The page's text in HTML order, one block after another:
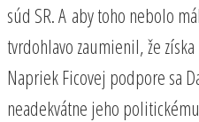
súd SR. A aby toho nebolo
tvrdohlavo zaumienil, že
Napriek Ficovej podpore sa
neadekvátne jeho